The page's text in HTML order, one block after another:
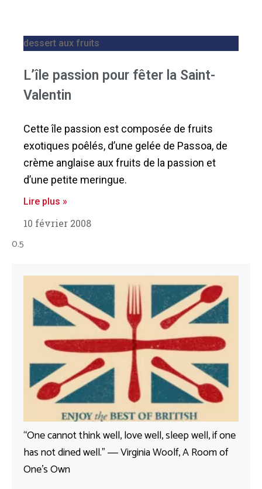
dessert aux fruits
L’île passion pour fêter la Saint-
Valentin
Cette île passion est composée de fruits
exotiques poêlés, d’une gelée de Passoa, de
crème anglaise aux fruits de la passion et
d’une petite meringue.
Lire plus »
10 février 2008
“One cannot think well, love well, sleep well, if one
has not dined well.” ― Virginia Woolf, A Room of
One’s Own